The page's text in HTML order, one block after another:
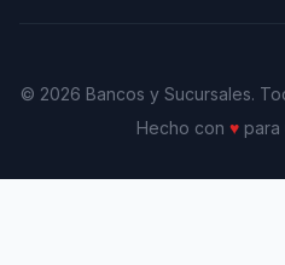
© 2026 Bancos y Sucursales.
Hecho con ♥para